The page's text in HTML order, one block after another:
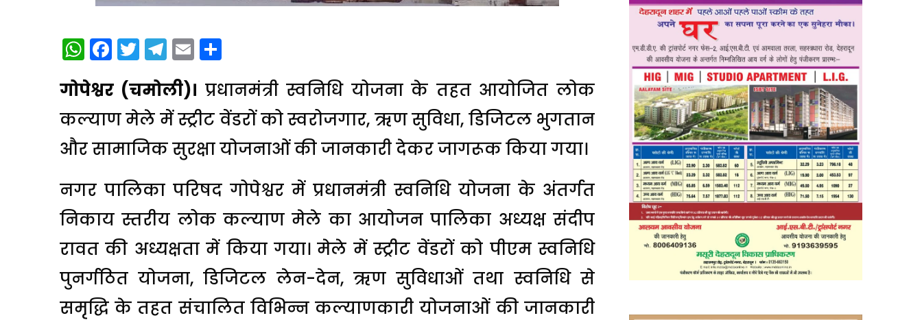
WhatsApp
Facebook
Twitter
Telegram
Email
गोपेश्वर (चमोली)। प्रधानमंत्री स्वनिधि योजना के तहत आयोजित लोक
कल्याण मेले में स्ट्रीट वेंडरों को स्वरोजगार, ऋण सुविधा, डिजिटल भुगतान
और सामाजिक सुरक्षा योजनाओं की जानकारी देकर जागरूक किया गया।
नगर पालिका परिषद गोपेश्वर में प्रधानमंत्री स्वनिधि योजना के अंतर्गत
निकाय स्तरीय लोक कल्याण मेले का आयोजन पालिका अध्यक्ष संदीप
रावत की अध्यक्षता में किया गया। मेले में स्ट्रीट वेंडरों को पीएम स्वनिधि
पुनर्गठित योजना, डिजिटल लेन-देन, ऋण सुविधाओं तथा स्वनिधि से
समृद्धि के तहत संचालित विभिन्न कल्याणकारी योजनाओं की जानकारी